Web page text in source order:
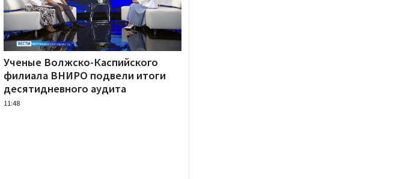
Ученые Волжско-Каспийского
филиала ВНИРО подвели итоги
десятидневного аудита
11:48